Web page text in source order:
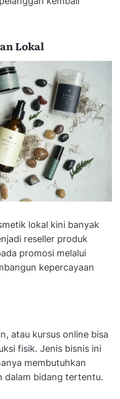
Lokal
lokal kini banyak
reseller produk
promosi melalui
kepercayaan
atau kursus online bisa
fisik. Jenis bisnis ini
membutuhkan
dalam bidang tertentu.